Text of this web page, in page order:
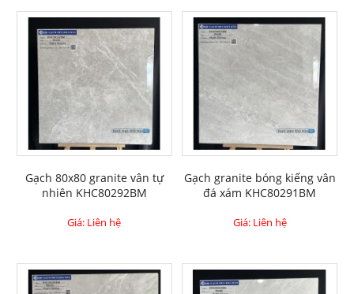
Gạch 80x80 granite vân tự
nhiên KHC80292BM
Giá: Liên hệ
Gạch granite bóng kiếng vân
đá xám KHC80291BM
Giá: Liên hệ